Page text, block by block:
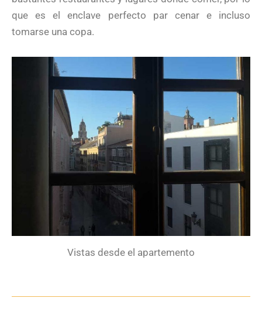
que es el enclave perfecto par cenar e incluso
tomarse una copa.
Vistas desde el apartemento